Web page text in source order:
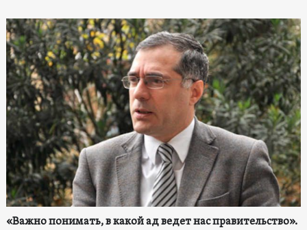
«Важно понимать, в какой ад ведет нас правительство».